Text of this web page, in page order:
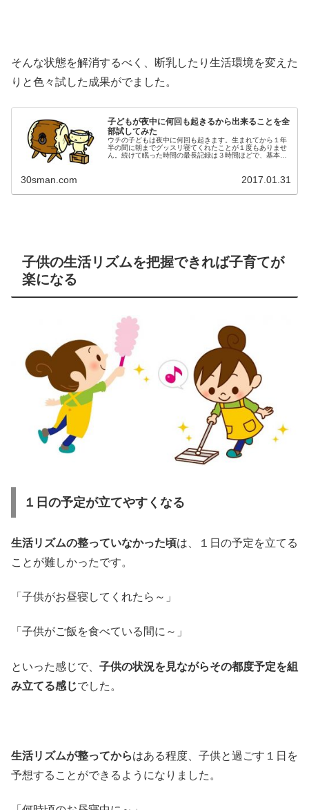
そんな状態を解消するべく、断乳したり生活環境を変えた
りと色々試した成果がでました。
子どもが夜中に何回も起きるから出来ることを全
部試してみた
ウチの子どもは夜中に何回も起きます。生まれてから１年
半の間に朝までグッスリ寝てくれたことが１度もありませ
ん。続けて眠った時間の最長記録は３時間ほどで、基本的
30sman.com 2017.01.31
子供の生活リズムを把握できれば子育てが
楽になる
１日の予定が立てやすくなる
生活リズムの整っていなかった頃は、１日の予定を立てる
ことが難しかったです。
「子供がお昼寝してくれたら～」
「子供がご飯を食べている間に～」
といった感じで、 子供の状況を見ながらその都度予定を組
み立てる感じでした。
生活リズムが整ってからはある程度、子供と過ごす１日を
予想することができるようになりました。